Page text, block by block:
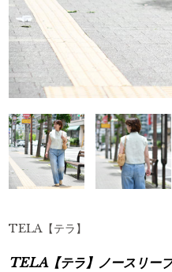
TELA【テラ】
TELA【テラ】ノースリー